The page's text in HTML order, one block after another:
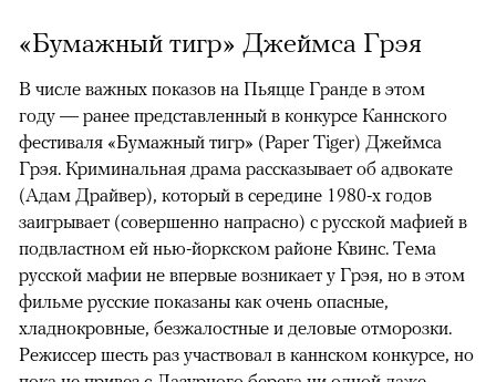
«Бумажный тигр» Джеймса Грэя
В числе важных показов на Пьяцце Гранде в этом
году — ранее представленный в конкурсе Каннского
фестиваля «Бумажный тигр» (Paper Tiger) Джеймса
Грэя. Криминальная драма рассказывает об адвокате
(Адам Драйвер), который в середине 1980-х годов
заигрывает (совершенно напрасно) с русской мафией в
подвластном ей нью-йоркском районе Квинс. Тема
русской мафии не впервые возникает у Грэя, но в этом
фильме русские показаны как очень опасные,
хладнокровные, безжалостные и деловые отморозки.
Режиссер шесть раз участвовал в каннском конкурсе, но